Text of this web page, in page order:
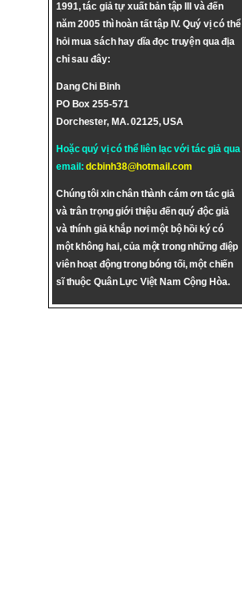
1991, tác giả tự xuất bản tập III và đến
năm 2005 thì hoàn tất tập IV. Quý vị có thể
hỏi mua sách hay dĩa đọc truyện qua địa
chỉ sau đây:
Dang Chi Binh
PO Box 255-571
Dorchester, MA. 02125, USA
Hoặc quý vị có thể liên lạc với tác giả qua
email:dcbinh38@hotmail.com
Chúng tôi xin chân thành cám ơn tác giả
và trân trọng giới thiệu đến quý độc giả
và thính giả khắp nơi một bộ hồi ký có
một không hai, của một trong những điệp
viên hoạt động trong bóng tối, một chiến
sĩ thuộc Quân Lực Việt Nam Cộng Hòa.